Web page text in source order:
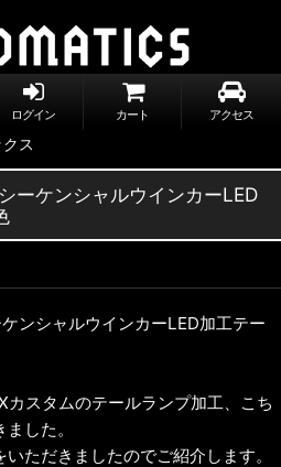
ログイン カート アクセス
ーケンシャルウインカーLED
ンシャルウインカーLED加工テー
スタムのテールランプ加工、こち
した。
ただきましたのでご紹介します。